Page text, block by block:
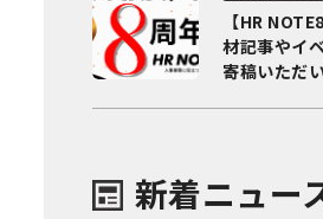
【HR
材記事やイ
寄稿いただ
新着ニュー